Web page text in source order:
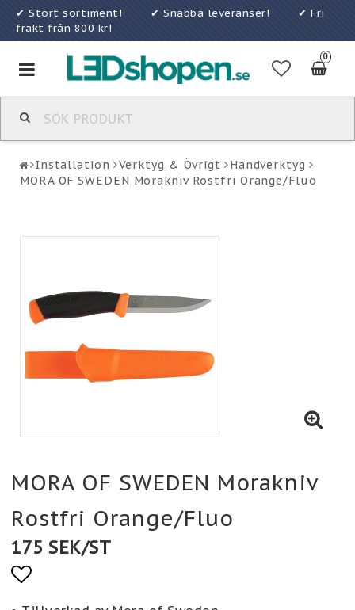
✔ Stort sortiment! ✔ Snabba leveranser! ✔ Fri
frakt från 800 kr!
0
Toggle
navigation
Installation Verktyg & Övrigt
Handverktyg
MORA OF SWEDEN Morakniv Rostfri Orange/Fluo
MORA OF SWEDEN Morakniv
Rostfri Orange/Fluo
175 SEK/ST